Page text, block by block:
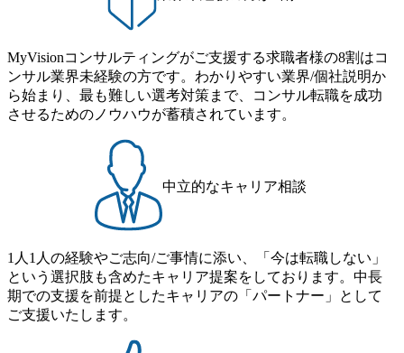
タントとしての経験を活かしながら自らプロダクト開発や
自社の業務改善ができます。(希望者のみとなります) ● BIG
4・アクセンチュアをはじめとした大手外資系コンサルファ
ーム出身者が多く集まっています ● 平均年齢は35歳で、幅
広い年齢の方が活躍しています ● インダストリー・ソリュ
ーションで区切られていない組織です(ワンプール制) ● 海外
事業拠点をシンガポールに設立し、グローバル案件に対応
するコンサルティング体制を構築しています 東京都中央区
八重洲2-2-1 東京ミッドタウン八重洲 八重洲セントラルタワ
ー8階 受動喫煙対策 : 執務室内禁煙、ビル内喫煙室あり WE
B 書類選考通過後に、GAB試験に合格している方 ● テクノ
ロジーコンサルタント ・4年生大学卒業に限る ・大手総合
サルティング経験5年以上 ● 戦略コンサルタント ・4年生大
学卒業に限る ・以下のいずれかの実務経験を有する方
- MBB及び戦略ファームでのコンサルティング経験2年以
上 - BIG4のStrategy部門におけるコンサルティング経験2
降の会議を原則禁止としているほか、在宅勤務制度の全社
展開、ハラスメント抑止に向けた研修の拡充、社外窓口設
置など徹底的な仕組み化を推進する 育休取得率は男性6
5%、女性100%と全国平均を上回る実績を持ち、女性の管理
職率も21.8%（2023年12月時点）とフレキシブルな働き方を
提供 2026年8月22日(土) 9:00～19:30頃 ※選考会参加人数に
より変動 2026年8月7日(金) 16:00 参加予定DTE ① MRS-IMS
(旧ITXO-IMS) ② TS&T(旧TS&A) ③ CyberSecurity ④ IES ⑤ I
TS-Fukuoka ⑥ AMS-PRD ⑦ AMS-H&PS オンライン (Teams)
ス」型の組織体。社内スカウトや社内公募制度を用いて主
体的かつ柔軟なキャリア形成が可能。 https://storage.googleap
165942_70f09968-1b27-43e6-b849-1cd107c4f488_1200x698.web
p ## 働き方／WLB／待遇 内装8億円超のかっこいいオフィ
スがあり、 働き甲斐のあるランキング、新卒注目ランキン
グ受賞歴多数 あえての未上場であり株主からの圧力がない
的な成長を若手に任せられる環境 対面でのコミュニケーシ
ョンメリットを重視するため出社勤務。1日の労働時間平均
9.2時間、有休消化率81%(2024年度の年間データ、エンジニ
ア組織） 2026年8月22日(土) 10:00～最長16:00 2026年8月10
日(月) 16:00 ※応募者が定員を上回る場合は、厳正なる審査
の上参加者を決定させていただきます。ご了承ください。
● 当日の流れ 受付 → 会社説明会 → 面接(会社説明会終了
後、随時ご案内) ※全てリモートにて実施します。 ※参加
される方に個別に当日の面接案内をお送りいたします。 ※
通常の選考フローと異なり、事前に適性検査をご受検いた
だきます。 ● 詳細 デジタルイノベーション事業部でのポジ
MyVisionコンサルティングがご支援する求職者様の8割はコ
ンサル業界未経験の方です。わかりやすい業界/個社説明か
ら始まり、最も難しい選考対策まで、コンサル転職を成功
させるためのノウハウが蓄積されています。
中立的なキャリア相談
1人1人の経験やご志向/ご事情に添い、「今は転職しない」
という選択肢も含めたキャリア提案をしております。中長
期での支援を前提としたキャリアの「パートナー」として
ご支援いたします。